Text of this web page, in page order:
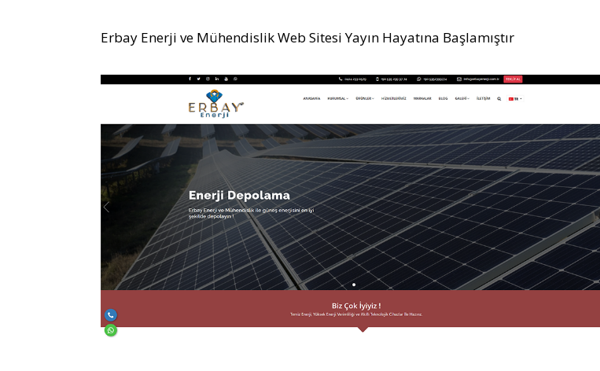
Erbay Enerji ve Mühendislik Web Sitesi Yayın Hayatına Başlamıştır